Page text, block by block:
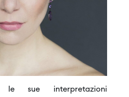
le sue interpretazioni